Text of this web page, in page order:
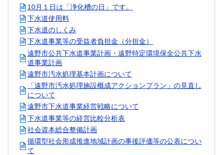
10月１日は「浄化槽の日」です。
下水道使用料
下水道のしくみ
下水道事業等の受益者負担金（分担金）
遠野市公共下水道事業計画・遠野特定環境保全公共下水
道事業計画
遠野市汚水処理基本計画について
「遠野市汚水処理施設概成アクションプラン」の見直し
について
遠野市下水道事業経営戦略について
下水道事業等の経営比較分析表
社会資本総合整備計画
循環型社会形成推進地域計画の事後評価等の公表につい
て